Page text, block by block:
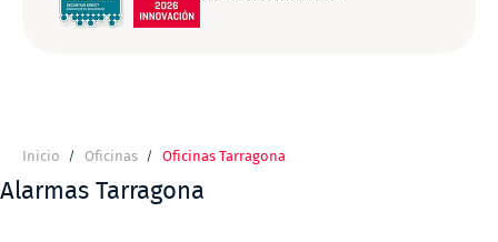
Ruta
de
Inicio Oficinas Oficinas Tarragona
Alarmas Tarragona